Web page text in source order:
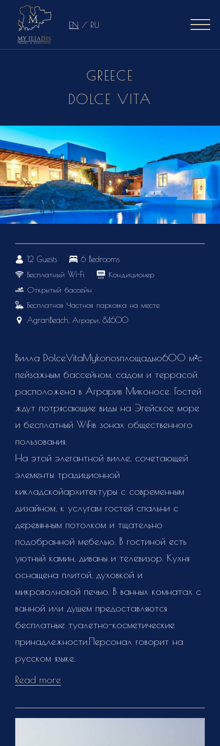
EN / RU
GREECE
DOLCE VITA
12 Guests
6 Bedrooms
Бесплатный Wi-Fi
Кондиционер
Открытый бассейн
Бесплатная Частная парковка на месте
AgrariBeach, Аграри, 84600
Вилла DolceVitaMykonosплощадью600 м²с
пейзажным бассейном, садом и террасой
расположена в Аграрив Миконосе. Гостей
ждут потрясающие виды на Эгейское море
и бесплатный WiFiв зонах общественного
пользования.
На этой элегантной вилле, сочетающей
элементы традиционной
кикладскойархитектуры с современным
дизайном, к услугам гостей спальни с
деревянным потолком и тщательно
подобранной мебелью. В гостиной есть
уютный камин, диваны и телевизор. Кухня
оснащена плитой, духовкой и
микроволновой печью. В ванных комнатах с
ванной или душем предоставляются
бесплатные туалетно-косметические
принадлежности.Персонал говорит на
русском языке.
Read more